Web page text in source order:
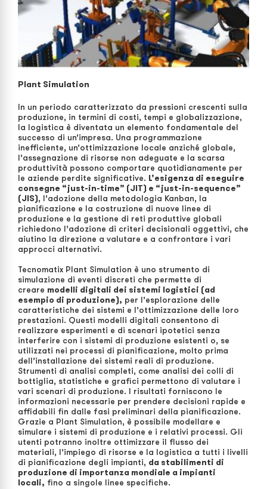
Plant Simulation
In un periodo caratterizzato da pressioni crescenti sulla
produzione, in termini di costi, tempi e globalizzazione,
la logistica è diventata un elemento fondamentale del
successo di un’impresa. Una programmazione
inefficiente, un’ottimizzazione locale anziché globale,
l’assegnazione di risorse non adeguate e la scarsa
produttività possono comportare quotidianamente per
le aziende perdite significative. L’esigenza di eseguire
consegne “just-in-time” (JIT) e “just-in-sequence”
(JIS), l’adozione della metodologia Kanban, la
pianificazione e la costruzione di nuove linee di
produzione e la gestione di reti produttive globali
richiedono l’adozione di criteri decisionali oggettivi, che
aiutino la direzione a valutare e a confrontare i vari
approcci alternativi.
Tecnomatix Plant Simulation è uno strumento di
simulazione di eventi discreti che permette di
creare modelli digitali dei sistemi logistici (ad
esempio di produzione), per l’esplorazione delle
caratteristiche dei sistemi e l’ottimizzazione delle loro
prestazioni. Questi modelli digitali consentono di
realizzare esperimenti e di scenari ipotetici senza
interferire con i sistemi di produzione esistenti o, se
utilizzati nei processi di pianificazione, molto prima
dell’installazione dei sistemi reali di produzione.
Strumenti di analisi completi, come analisi dei colli di
bottiglia, statistiche e grafici permettono di valutare i
vari scenari di produzione. I risultati forniscono le
informazioni necessarie per prendere decisioni rapide e
affidabili fin dalle fasi preliminari della pianificazione.
Grazie a Plant Simulation, è possibile modellare e
simulare i sistemi di produzione e i relativi processi. Gli
utenti potranno inoltre ottimizzare il flusso dei
materiali, l’impiego di risorse e la logistica a tutti i livelli
di pianificazione degli impianti, da stabilimenti di
produzione di importanza mondiale a impianti
locali, fino a singole linee specifiche.